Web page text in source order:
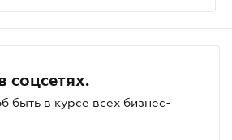
соцсетях.
быть в курсе всех бизнес-